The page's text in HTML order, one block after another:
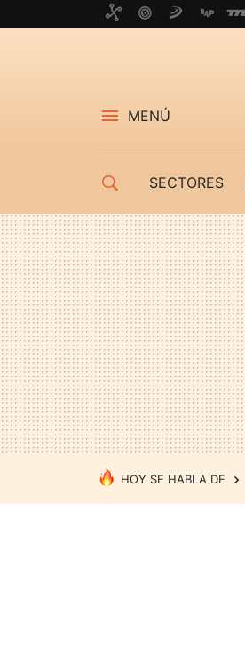
MENÚ
SECTORES
HOY SE HABLA DE